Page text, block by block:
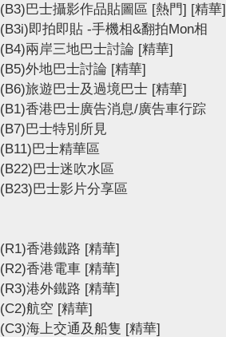
(B3)巴士攝影作品貼圖區 [熱門] [精華]
(B3i)即拍即貼 -手機相&翻拍Mon相
(B4)兩岸三地巴士討論 [精華]
(B5)外地巴士討論 [精華]
(B6)旅遊巴士及過境巴士 [精華]
(B1)香港巴士廣告消息/廣告車行踪
(B7)巴士特別所見
(B11)巴士精華區
(B22)巴士迷吹水區
(B23)巴士影片分享區
(R1)香港鐵路 [精華]
(R2)香港電車 [精華]
(R3)港外鐵路 [精華]
(C2)航空 [精華]
(C3)海上交通及船隻 [精華]